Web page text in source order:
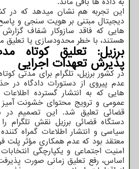
این تجربه هم نشان میدهد که در
دیجیتال مبتنی بر هویت سنجی و
هایی که فاقد سازوکار شفاف
هستند، با خطر محدودسازی یا تعلیق
برزیل: تعلیق کوتاه
پذیرش تعهدات اجرایی
عدم پیروی از دستورات دادگاه
هایی که به انتشار گسترده
عمومی و ترویج محتوای خشونت آمیز
قضائی تعلیق شد. این تصمیم در
دستگاه قضائی برزیل نقش
سیاسی و انتشار اطلاعات گمراه
معتقد بود که عدم همکاری مؤثر پلت
امنیت اجتماعی و یکپارچگی
اساس، رفع تعلیق زمانی صورت